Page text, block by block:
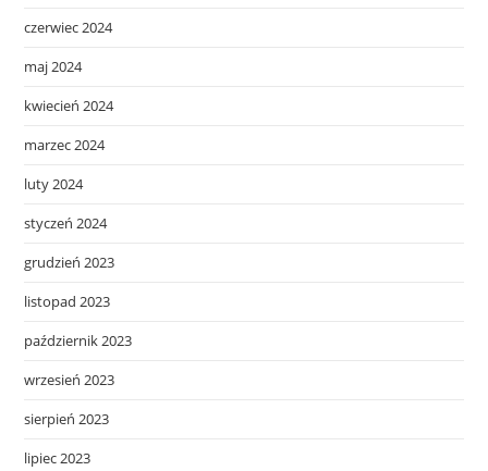
czerwiec 2024
maj 2024
kwiecień 2024
marzec 2024
luty 2024
styczeń 2024
grudzień 2023
listopad 2023
październik 2023
wrzesień 2023
sierpień 2023
lipiec 2023